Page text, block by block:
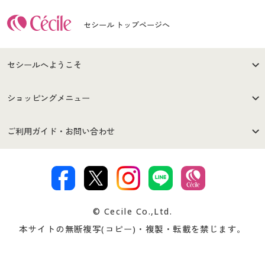
セシール トップページへ
セシールへようこそ
はじめての方へ
セシールご利用規約
著作権・商標について 会社案内
ショッピングメニュー
商品カテゴリ
プレゼント＆キャンペーン サイトマップ
ご利用ガイド・お問い合わせ
交換・返品は お支払は
ついて
忘れの場合
© Cecile Co.,Ltd.
本サイトの無断複写(コピー)・複製・転載を禁じます。